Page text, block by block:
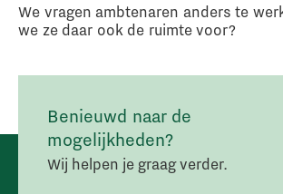
We vragen ambtenaren anders te
we ze daar ook de ruimte voor?
Benieuwd naar de
mogelijkheden?
Wij helpen je graag verder.